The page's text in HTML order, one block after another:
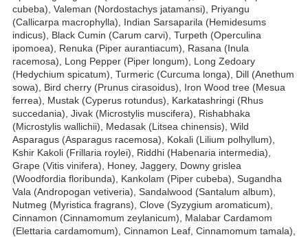
cubeba), Valeman (Nordostachys jatamansi), Priyangu
(Callicarpa macrophylla), Indian Sarsaparila (Hemidesums
indicus), Black Cumin (Carum carvi), Turpeth (Operculina
ipomoea), Renuka (Piper aurantiacum), Rasana (Inula
racemosa), Long Pepper (Piper longum), Long Zedoary
(Hedychium spicatum), Turmeric (Curcuma longa), Dill (Anethum
sowa), Bird cherry (Prunus cirasoidus), Iron Wood tree (Mesua
ferrea), Mustak (Cyperus rotundus), Karkatashringi (Rhus
succedania), Jivak (Microstylis muscifera), Rishabhaka
(Microstylis wallichii), Medasak (Litsea chinensis), Wild
Asparagus (Asparagus racemosa), Kokali (Lilium polhyllum),
Kshir Kakoli (Frillaria roylei), Riddhi (Habenaria intermedia),
Grape (Vitis vinifera), Honey, Jaggery, Downy grislea
(Woodfordia floribunda), Kankolam (Piper cubeba), Sugandha
Vala (Andropogan vetiveria), Sandalwood (Santalum album),
Nutmeg (Myristica fragrans), Clove (Syzygium aromaticum),
Cinnamon (Cinnamomum zeylanicum), Malabar Cardamom
(Elettaria cardamomum), Cinnamon Leaf, Cinnamomum tamala),